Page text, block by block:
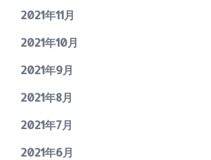
2021年11月
2021年10月
2021年9月
2021年8月
2021年7月
2021年6月